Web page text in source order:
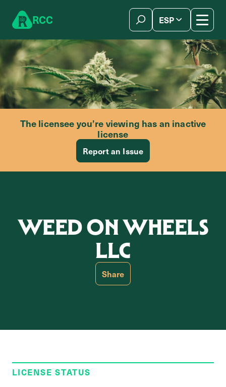
RCC ESP
The licensee you’re viewing has an inactive
license
Report an Issue
WEED ON WHEELS
LLC
Share
LICENSE STATUS